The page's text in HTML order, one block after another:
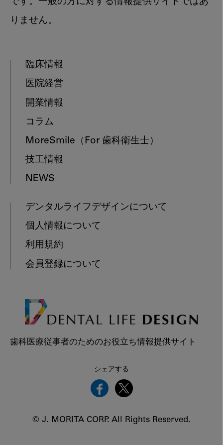
です。一般の方に対する情報提供サイトではあ
りません。
臨床情報
医院経営
開業情報
コラム
MoreSmile （For 歯科衛生士）
技工情報
NEWS
デンタルライフデザインについて
個人情報について
利用規約
会員登録について
歯科医療従事者のためのお役立ち情報提供サイト
シェアする
© J. MORITA CORP. All Rights Reserved.